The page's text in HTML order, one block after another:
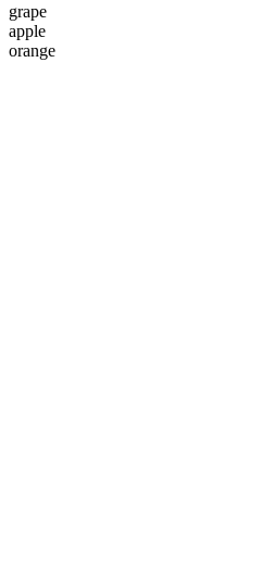
grape
apple
orange